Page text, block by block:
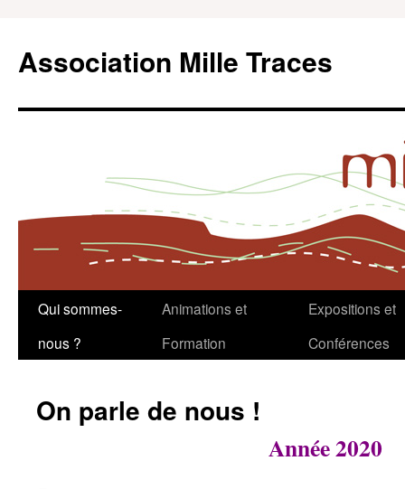
contenu
Association Mille Traces
Qui sommes-
nous ?
Animations et
Formation
Expositions et
Conférences
On parle de nous !
Année 2020